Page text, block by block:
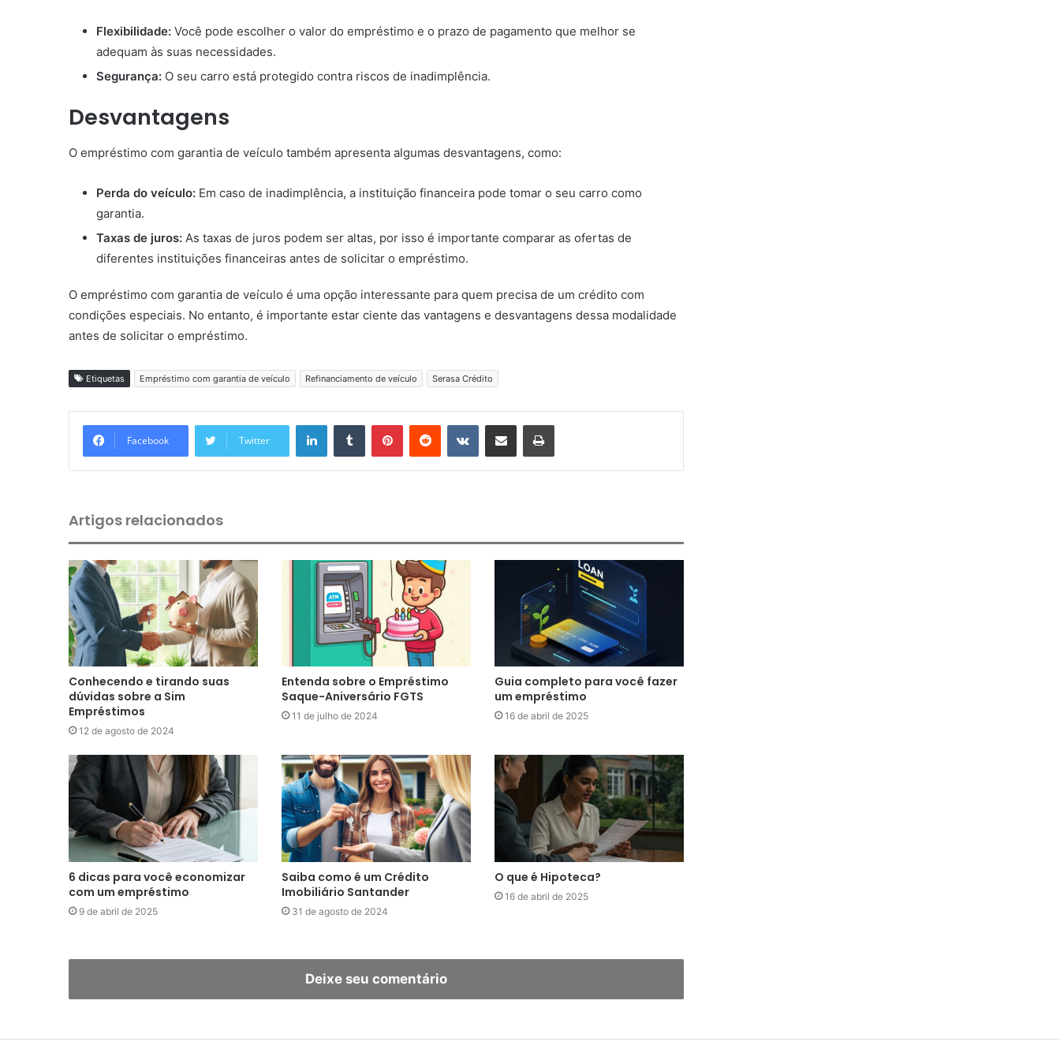
Flexibilidade: Você pode escolher o valor do empréstimo e o prazo de pagamento que melhor se
adequam às suas necessidades.
Segurança: O seu carro está protegido contra riscos de inadimplência.
Desvantagens
O empréstimo com garantia de veículo também apresenta algumas desvantagens, como:
Perda do veículo: Em caso de inadimplência, a instituição financeira pode tomar o seu carro como
garantia.
Taxas de juros: As taxas de juros podem ser altas, por isso é importante comparar as ofertas de
diferentes instituições financeiras antes de solicitar o empréstimo.
O empréstimo com garantia de veículo é uma opção interessante para quem precisa de um crédito com
condições especiais. No entanto, é importante estar ciente das vantagens e desvantagens dessa modalidade
antes de solicitar o empréstimo.
Etiquetas Empréstimo com garantia de veículo Refinanciamento de veículo Serasa Crédito
Facebook Twitter
Artigos relacionados
Conhecendo e tirando suas
dúvidas sobre a Sim
Empréstimos
12 de agosto de 2024
Entenda sobre o Empréstimo
Saque-Aniversário FGTS
11 de julho de 2024
Guia completo para você fazer
um empréstimo
16 de abril de 2025
6 dicas para você economizar
com um empréstimo
9 de abril de 2025
Saiba como é um Crédito
Imobiliário Santander
31 de agosto de 2024
O que é Hipoteca?
16 de abril de 2025
Deixe seu comentário